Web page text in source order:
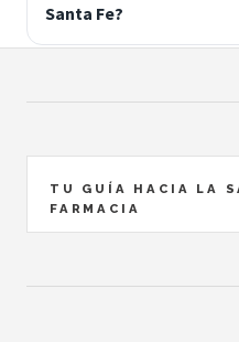
Santa Fe?
TU GUÍA HACIA LA
FARMACIA